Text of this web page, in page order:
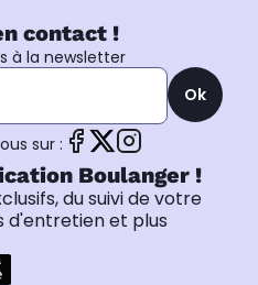
contact !
à la newsletter
Ok
sur :
Boulanger !
du suivi de votre
d'entretien et plus